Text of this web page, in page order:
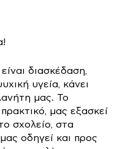
διασκέδαση,
υγεία, κάνει
μας. Το
μας εξασκεί
σχολείο, στα
οδηγεί και προς